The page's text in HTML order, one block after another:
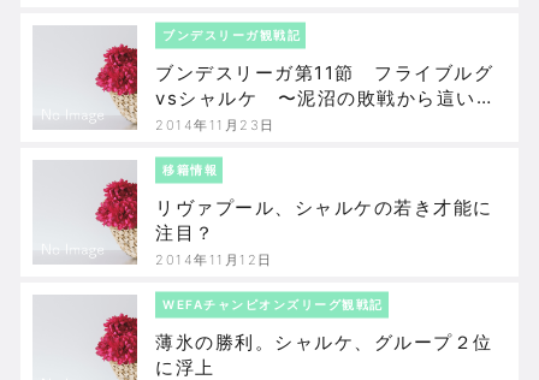
ブンデスリーガ観戦記
ブンデスリーガ第11節 フライブルグ
vsシャルケ 〜泥沼の敗戦から這い上
がれるか？
2014年11月23日
移籍情報
リヴァプール、シャルケの若き才能に
注目？
2014年11月12日
WEFAチャンピオンズリーグ観戦記
薄氷の勝利。シャルケ、グループ２位
に浮上